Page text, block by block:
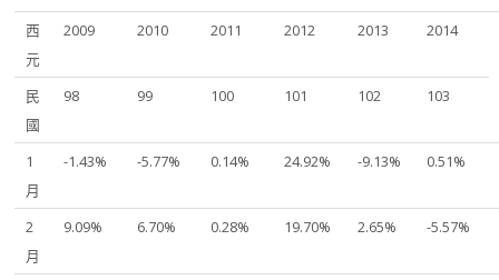
西
元
2009 2010 2011 2012 2013 2014
民
國
98 99 100 101 102 103
1
月
-1.43% -5.77% 0.14% 24.92% -9.13% 0.51%
2
月
9.09% 6.70% 0.28% 19.70% 2.65% -5.57%